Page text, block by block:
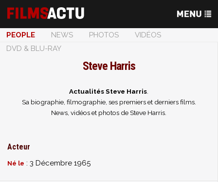
PEOPLE NEWS PHOTOS
VIDÉOS
DVD & BLU-RAY
Steve Harris
Actualités Steve Harris
Sa biographie, filmographie, ses premiers et derniers films.
News, vidéos et photos de Steve Harris.
Acteur
Né le : 3 Décembre 1965